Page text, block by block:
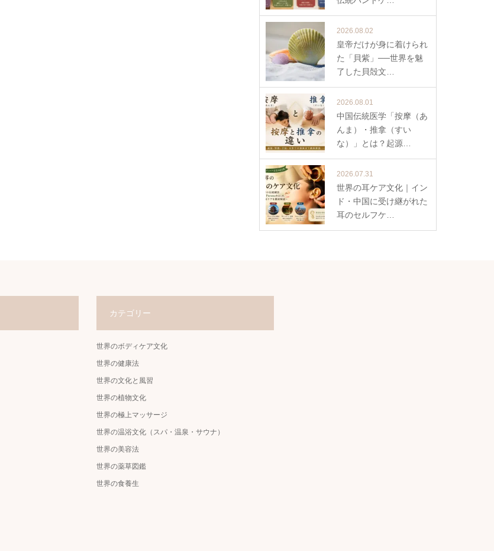
2026.08.02
皇帝だけが身に着けられ
た「貝紫」──世界を魅
了した貝殻文…
2026.08.01
中国伝統医学「按摩（あ
んま）・推拿（すい
な）」とは？起源…
2026.07.31
世界の耳ケア文化｜イン
ド・中国に受け継がれた
耳のセルフケ…
カテゴリー
世界のボディケア文化
世界の健康法
世界の文化と風習
世界の植物文化
世界の極上マッサージ
世界の温浴文化（スパ・温泉・サウナ）
世界の美容法
世界の薬草図鑑
世界の食養生